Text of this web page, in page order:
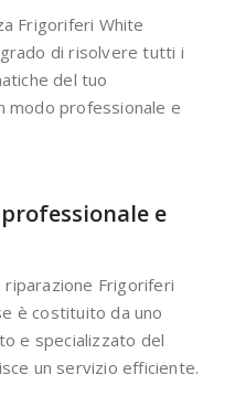
Frigoriferi White
di risolvere tutti i
del tuo
modo professionale e
e
Frigoriferi
è costituito da uno
e specializzato del
un servizio efficiente.